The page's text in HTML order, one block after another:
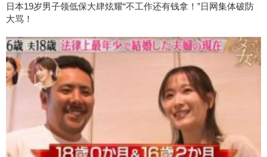
日本19岁男子领低保大肆炫耀“不工作还有钱拿！”日网集体破防
大骂！